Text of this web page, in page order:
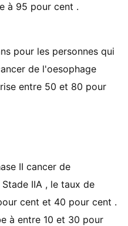
à 95 pour cent .
pour les personnes qui
de l'oesophage
entre 50 et 80 pour
II cancer de
IIA , le taux de
cent et 40 pour cent .
à entre 10 et 30 pour